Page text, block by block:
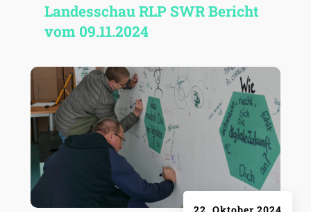
Landes­schau RLP SWR Bericht
vom 09.11.2024